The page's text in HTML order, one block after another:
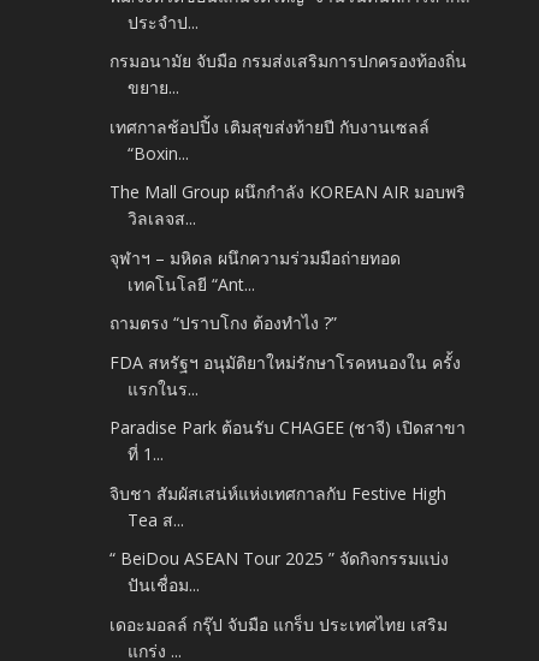
ประจำป...
กรมอนามัย จับมือ กรมส่งเสริมการปกครองท้องถิ่น
ขยาย...
เทศกาลช้อปปิ้ง เติมสุขส่งท้ายปี กับงานเซลล์
“Boxin...
The Mall Group ผนึกกำลัง KOREAN AIR มอบพริ
วิลเลจส...
จุฬาฯ – มหิดล ผนึกความร่วมมือถ่ายทอด
เทคโนโลยี “Ant...
ถามตรง “ปราบโกง ต้องทำไง ?”
FDA สหรัฐฯ อนุมัติยาใหม่รักษาโรคหนองใน ครั้ง
แรกในร...
Paradise Park ต้อนรับ CHAGEE (ชาจี) เปิดสาขา
ที่ 1...
จิบชา สัมผัสเสน่ห์แห่งเทศกาลกับ Festive High
Tea ส...
“ BeiDou ASEAN Tour 2025 ” จัดกิจกรรมแบ่ง
ปันเชื่อม...
เดอะมอลล์ กรุ๊ป จับมือ แกร็บ ประเทศไทย เสริม
แกร่ง ...